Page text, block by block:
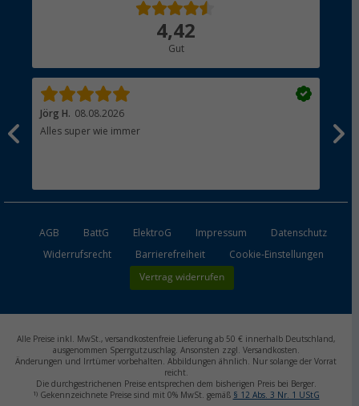
4,42
Gut
Jörg H. 08.08.2026
Alles super wie immer
und
AGB BattG ElektroG Impressum
Datenschutz
Widerrufsrecht
Barrierefreiheit Cookie-Einstellungen
Vertrag widerrufen
Alle Preise inkl. MwSt., versandkostenfreie Lieferung ab 50 € innerhalb Deutschland,
ausgenommen Sperrgutzuschlag. Ansonsten zzgl. Versandkosten.
Änderungen und Irrtümer vorbehalten. Abbildungen ähnlich. Nur solange der Vorrat
reicht.
Die durchgestrichenen Preise entsprechen dem bisherigen Preis bei Berger.
1)Gekennzeichnete Preise sind mit 0% MwSt. gemäß § 12 Abs. 3 Nr. 1 UStG